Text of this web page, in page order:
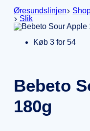
Øresundslinjen
Slik
Køb 3 for 54
Bebeto
180g